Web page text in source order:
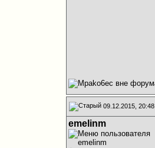
09.12.2015, 20:48
emelinm